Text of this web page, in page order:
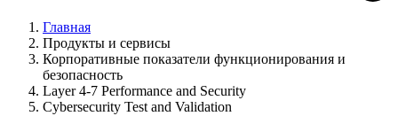
Главная
Продукты и сервисы
Корпоративные показатели функционирования и
безопасность
Layer 4-7 Performance and Security
Cybersecurity Test and Validation